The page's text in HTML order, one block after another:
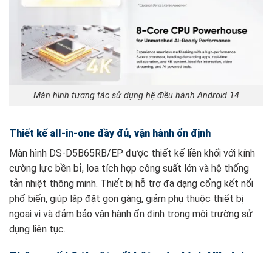
Màn hình tương tác sử dụng hệ điều hành Android 14
Thiết kế all-in-one đầy đủ, vận hành ổn định
Màn hình DS-D5B65RB/EP được thiết kế liền khối với kính
cường lực bền bỉ, loa tích hợp công suất lớn và hệ thống
tản nhiệt thông minh. Thiết bị hỗ trợ đa dạng cổng kết nối
phổ biến, giúp lắp đặt gọn gàng, giảm phụ thuộc thiết bị
ngoại vi và đảm bảo vận hành ổn định trong môi trường sử
dụng liên tục.